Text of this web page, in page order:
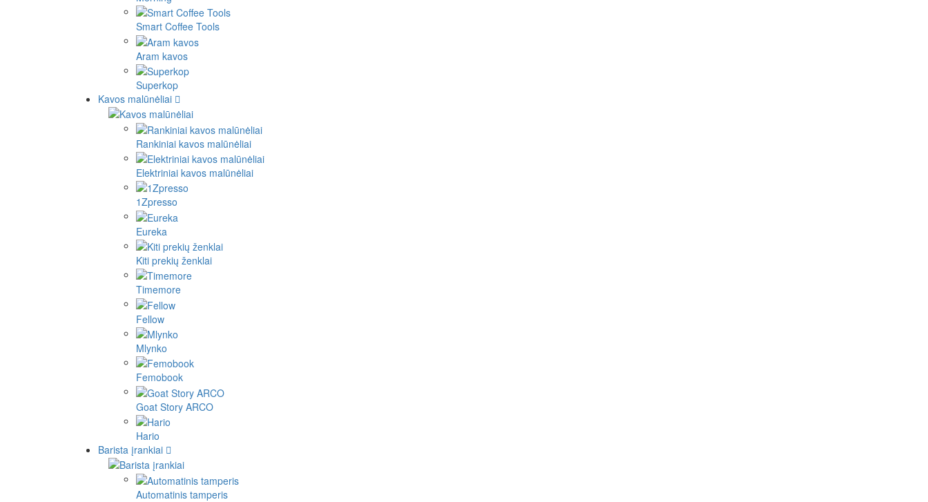
Smart Coffee Tools
Aram kavos
Superkop
Kavos malūnėliai
Rankiniai kavos malūnėliai
Elektriniai kavos malūnėliai
1Zpresso
Eureka
Kiti prekių ženklai
Timemore
Fellow
Mlynko
Femobook
Goat Story ARCO
Hario
Barista įrankiai
Automatinis tamperis